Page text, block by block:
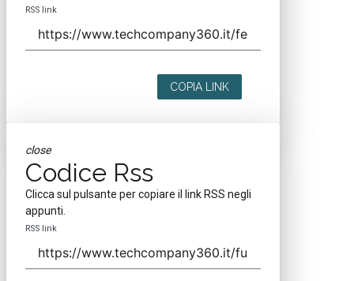
RSS link
COPIA LINK
close
Codice Rss
Clicca sul pulsante per copiare il link RSS negli
appunti.
RSS link